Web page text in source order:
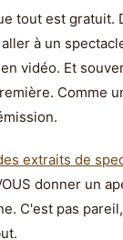
tout est gratuit.
à un
vidéo. Et
Comme
extraits de
donner un
C'est pas